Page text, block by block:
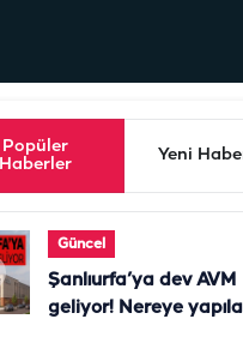
Popüler
Haberler
Yeni
Güncel
Şanlıurfa’ya dev AVM
geliyor! Nereye